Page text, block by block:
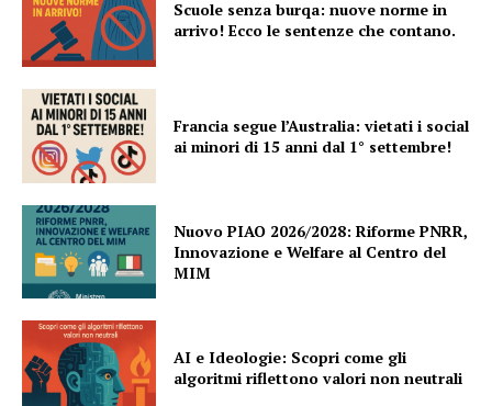
Scuole senza burqa: nuove norme in
arrivo! Ecco le sentenze che contano.
Francia segue l’Australia: vietati i social
ai minori di 15 anni dal 1° settembre!
Nuovo PIAO 2026/2028: Riforme PNRR,
Innovazione e Welfare al Centro del
MIM
AI e Ideologie: Scopri come gli
algoritmi riflettono valori non neutrali